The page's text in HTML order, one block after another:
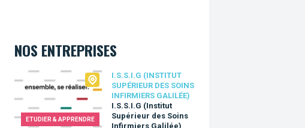
NOS ENTREPRISES
ETUDIER & APPRENDRE
I.S.S.I.G (INSTITUT
SUPÉRIEUR DES SOINS
INFIRMIERS GALILÉE)
I.S.S.I.G (Institut
Supérieur des Soins
Infirmiers Galilée)
I.S.S.I.G (Institut Supérieur des Soins Infirmiers Galilée)